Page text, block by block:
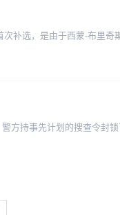
补选，是由于西蒙-布里
方持事先计划的搜查令封